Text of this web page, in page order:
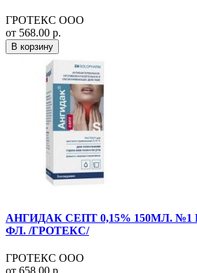
ГРОТЕКС ООО
от 568.00 р.
В корзину
АНГИДАК СЕПТ 0,15% 150МЛ.
ФЛ. /ГРОТЕКС/
ГРОТЕКС ООО